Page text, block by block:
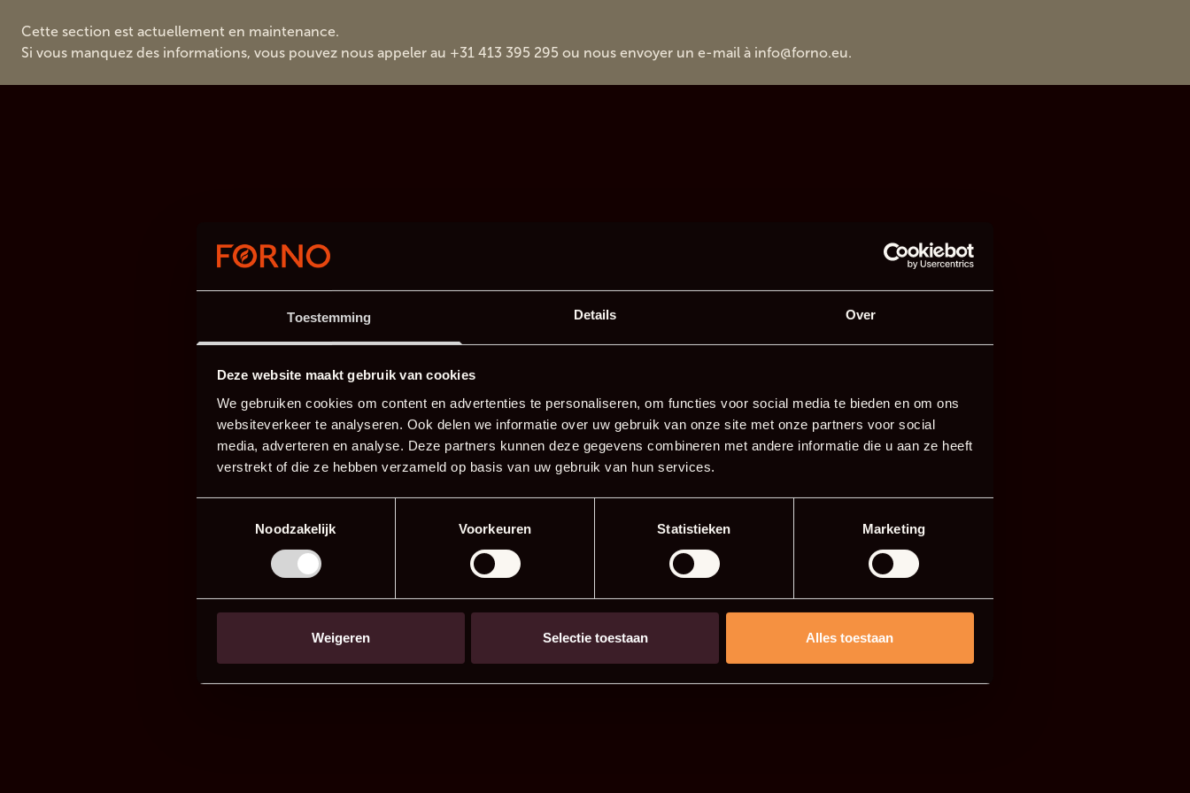
Toestemming Details Over
Deze website maakt gebruik van cookies
We gebruiken cookies om content en advertenties te personaliseren, om functies voor social media te bieden en om ons
websiteverkeer te analyseren. Ook delen we informatie over uw gebruik van onze site met onze partners voor social
media, adverteren en analyse. Deze partners kunnen deze gegevens combineren met andere informatie die u aan ze heeft
verstrekt of die ze hebben verzameld op basis van uw gebruik van hun services.
Noodzakelijk
Voorkeuren Statistieken Marketing
Weigeren Selectie toestaan Alles toestaan
Cette section est actuellement en maintenance.
Si vous manquez des informations, vous pouvez nous appeler au +31 413 395 295 ou nous envoyer un e-mail à info@forno.eu.